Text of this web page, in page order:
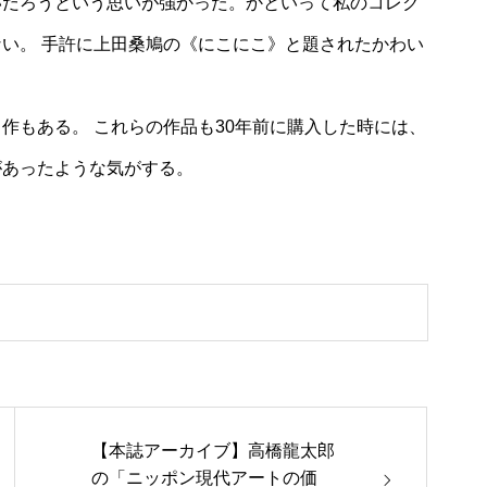
。 手許に上田桑鳩の《にこにこ》と題されたかわい
もある。 これらの作品も30年前に購入した時には、
ったような気がする。
【本誌アーカイブ】高橋龍太郎
の「ニッポン現代アートの価